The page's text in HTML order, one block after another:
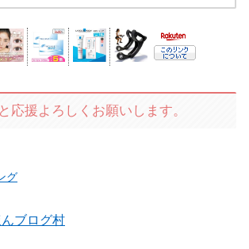
応援よろしくお願いします。
グ
ブログ村